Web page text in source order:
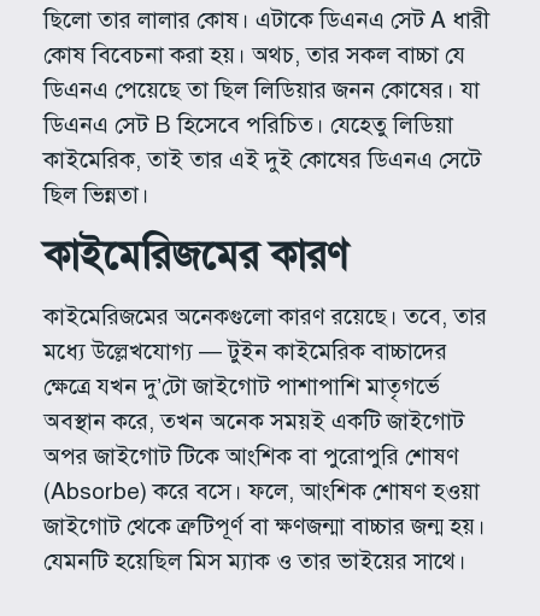
ছিলো তার লালার কোষ। এটাকে ডিএনএ সেট A ধারী
কোষ বিবেচনা করা হয়। অথচ, তার সকল বাচ্চা যে
ডিএনএ পেয়েছে তা ছিল লিডিয়ার জনন কোষের। যা
ডিএনএ সেট B হিসেবে পরিচিত। যেহেতু লিডিয়া
কাইমেরিক, তাই তার এই দুই কোষের ডিএনএ সেটে
ছিল ভিন্নতা।
কাইমেরিজমের কারণ
কাইমেরিজমের অনেকগুলো কারণ রয়েছে। তবে, তার
মধ্যে উল্লেখযোগ্য — টুইন কাইমেরিক বাচ্চাদের
ক্ষেত্রে যখন দু’টো জাইগোট পাশাপাশি মাতৃগর্ভে
অবস্থান করে, তখন অনেক সময়ই একটি জাইগোট
অপর জাইগোট টিকে আংশিক বা পুরোপুরি শোষণ
(Absorbe) করে বসে। ফলে, আংশিক শোষণ হওয়া
জাইগোট থেকে ত্রুটিপূর্ণ বা ক্ষণজন্মা বাচ্চার জন্ম হয়।
যেমনটি হয়েছিল মিস ম্যাক ও তার ভাইয়ের সাথে।